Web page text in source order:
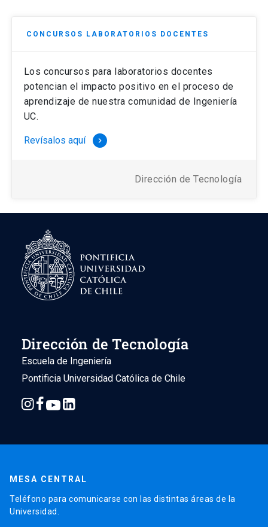
CONCURSOS LABORATORIOS DOCENTES
Los concursos para laboratorios docentes
potencian el impacto positivo en el proceso de
aprendizaje de nuestra comunidad de Ingeniería
UC.
Revísalos aquí keyboard_arrow_right
Dirección de Tecnología
Dirección de Tecnología
Escuela de Ingeniería
Pontificia Universidad Católica de Chile
MESA CENTRAL
Teléfono para comunicarse con las distintas áreas de la
Universidad.